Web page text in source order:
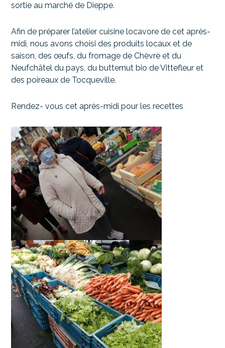
sortie au marché de Dieppe.
Afin de préparer l’atelier cuisine locavore de cet après-
midi, nous avons choisi des produits locaux et de
saison, des œufs, du fromage de Chèvre et du
Neufchâtel du pays, du butternut bio de Vittefleur et
des poireaux de Tocqueville.
Rendez- vous cet après-midi pour les recettes